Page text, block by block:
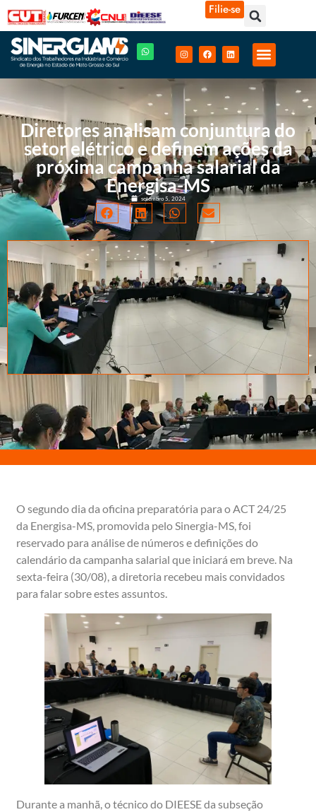
Filie-se
Diretores analisam conjuntura do
setor elétrico e definem ações da
próxima campanha salarial da
Energisa-MS
setembro 5, 2024
O segundo dia da oficina preparatória para o ACT 24/25
da Energisa-MS, promovida pelo Sinergia-MS, foi
reservado para análise de números e definições do
calendário da campanha salarial que iniciará em breve. Na
sexta-feira (30/08), a diretoria recebeu mais convidados
para falar sobre estes assuntos.
Durante a manhã, o técnico do DIEESE da subseção